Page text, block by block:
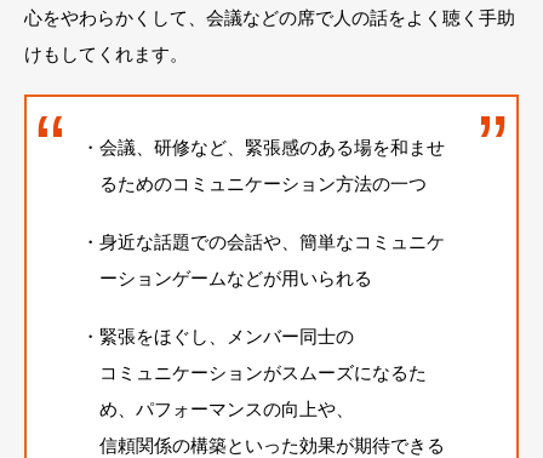
心をやわらかくして、会議などの席で人の話をよく聴く手助
けもしてくれます。
会議、研修など、緊張感のある場を和ませ
るためのコミュニケーション方法の一つ
身近な話題での会話や、簡単なコミュニケ
ーションゲームなどが用いられる
緊張をほぐし、メンバー同士の
コミュニケーションがスムーズになるた
め、パフォーマンスの向上や、
信頼関係の構築といった効果が期待できる